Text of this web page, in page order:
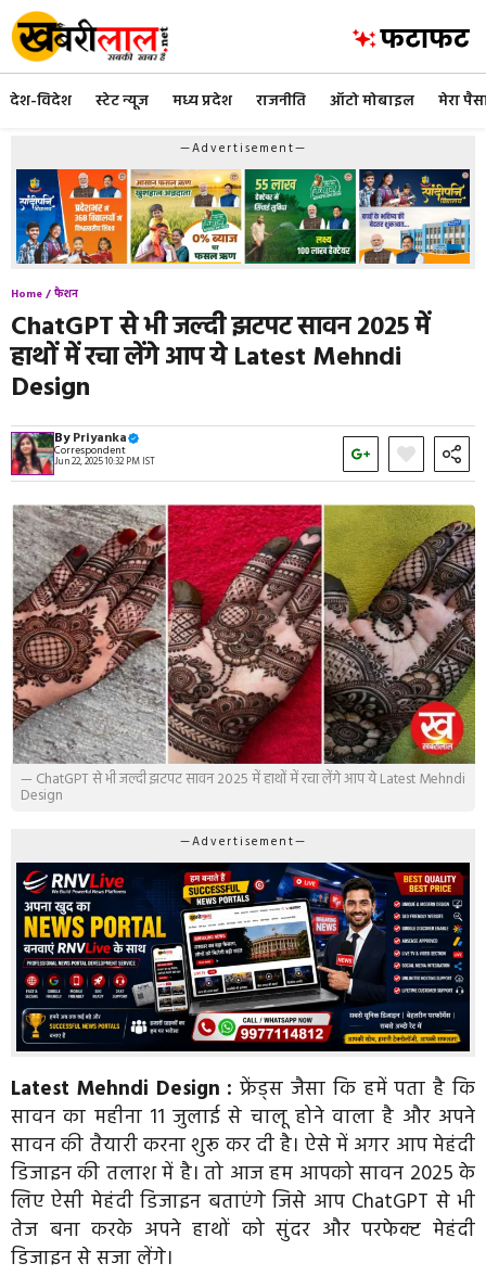
Skip
to
content
देश-विदेश स्टेट न्यूज मध्य प्रदेश राजनीति ऑटो मोबाइल मेरा
—Advertisement—
Home /फैशन
ChatGPT से भी जल्दी झटपट सावन 2025 में
हाथों में रचा लेंगे आप ये Latest Mehndi
Design
ByPriyanka
Correspondent
Jun 22, 2025 10:32 PM IST
— ChatGPT से भी जल्दी झटपट सावन 2025 में हाथों में रचा लेंगे आप ये Latest Mehndi
Design
—Advertisement—
Latest Mehndi Design : फ्रेंड्स जैसा कि हमें पता है कि
सावन का महीना 11 जुलाई से चालू होने वाला है और अपने
सावन की तैयारी करना शुरू कर दी है। ऐसे में अगर आप मेहंदी
डिजाइन की तलाश में है। तो आज हम आपको सावन 2025 के
लिए ऐसी मेहंदी डिजाइन बताएंगे जिसे आप ChatGPT से भी
तेज बना करके अपने हाथों को सुंदर और परफेक्ट मेहंदी
डिजाइन से सजा लेंगे।